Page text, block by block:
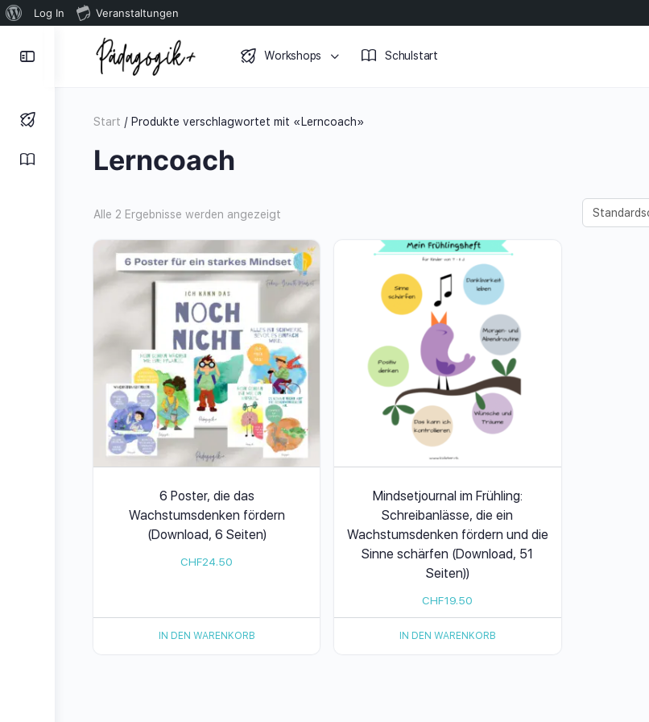
Über
Log In Veranstaltungen
Workshops Schulstart
Start / Produkte verschlagwortet mit «Lerncoach»
Lerncoach
Alle 2 Ergebnisse werden angezeigt
6 Poster, die das
Wachstumsdenken fördern
(Download, 6 Seiten)
CHF24.50
IN DEN WARENKORB
Mindsetjournal im Frühling:
Schreibanlässe, die ein
Wachstumsdenken fördern und die
Sinne schärfen (Download, 51
Seiten))
CHF19.50
IN DEN WARENKORB